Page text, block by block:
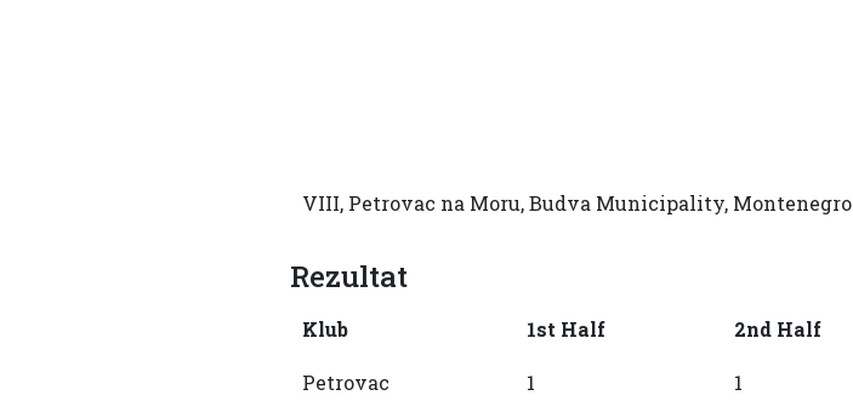
VIII, Petrovac na Moru, Budva Municipality, Montenegro
Rezultat
Klub 1st Half 2nd Half
Petrovac 1 1